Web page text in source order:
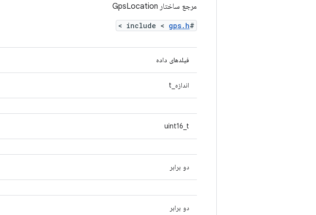
مرجع ساختار GpsLocation
#include <
gps.h
>
فیلدهای داده
اندازه_t
uint16_t
دو برابر
دو برابر